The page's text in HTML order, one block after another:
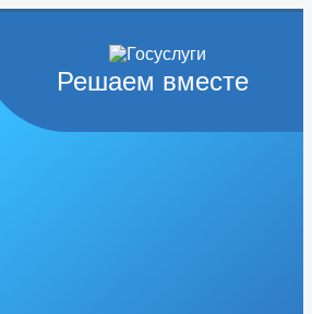
Решаем вместе